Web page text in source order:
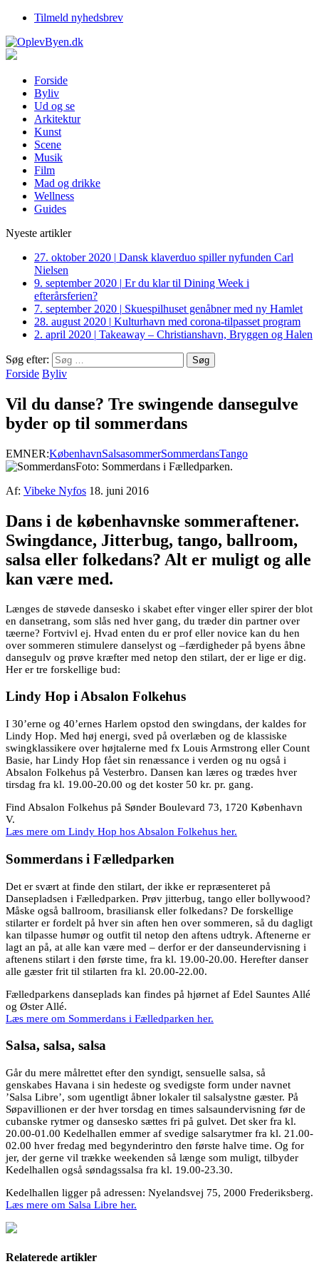
Tilmeld nyhedsbrev
Forside
Byliv
Ud og se
Arkitektur
Kunst
Scene
Musik
Film
Mad og drikke
Wellness
Guides
Nyeste artikler
27. oktober 2020 | Dansk klaverduo spiller nyfunden Carl
Nielsen
9. september 2020 | Er du klar til Dining Week i
efterårsferien?
7. september 2020 | Skuespilhuset genåbner med ny Hamlet
28. august 2020 | Kulturhavn med corona-tilpasset program
2. april 2020 | Takeaway – Christianshavn, Bryggen og Halen
Søg efter:
Forside Byliv
Vil du danse? Tre swingende dansegulve
byder op til sommerdans
EMNER:KøbenhavnSalsasommerSommerdansTango
Foto: Sommerdans i Fælledparken.
Af: Vibeke Nyfos 18. juni 2016
Dans i de københavnske sommeraftener.
Swingdance, Jitterbug, tango, ballroom,
salsa eller folkedans? Alt er muligt og alle
kan være med.
Længes de støvede dansesko i skabet efter vinger eller spirer der blot
en dansetrang, som slås ned hver gang, du træder din partner over
tæerne? Fortvivl ej. Hvad enten du er prof eller novice kan du hen
over sommeren stimulere danselyst og –færdigheder på byens åbne
dansegulv og prøve kræfter med netop den stilart, der er lige er dig.
Her er tre forskellige bud:
Lindy Hop i Absalon Folkehus
I 30’erne og 40’ernes Harlem opstod den swingdans, der kaldes for
Lindy Hop. Med høj energi, sved på overlæben og de klassiske
swingklassikere over højtalerne med fx Louis Armstrong eller Count
Basie, har Lindy Hop fået sin renæssance i verden og nu også i
Absalon Folkehus på Vesterbro. Dansen kan læres og trædes hver
tirsdag fra kl. 19.00-20.00 og det koster 50 kr. pr. gang.
Find Absalon Folkehus på Sønder Boulevard 73, 1720 København
V.
Læs mere om Lindy Hop hos Absalon Folkehus her.
Sommerdans i Fælledparken
Det er svært at finde den stilart, der ikke er repræsenteret på
Dansepladsen i Fælledparken. Prøv jitterbug, tango eller bollywood?
Måske også ballroom, brasiliansk eller folkedans? De forskellige
stilarter er fordelt på hver sin aften hen over sommeren, så du dagligt
kan tilpasse humør og outfit til netop den aftens udtryk. Aftenerne er
lagt an på, at alle kan være med – derfor er der danseundervisning i
aftenens stilart i den første time, fra kl. 19.00-20.00. Herefter danser
alle gæster frit til stilarten fra kl. 20.00-22.00.
Fælledparkens danseplads kan findes på hjørnet af Edel Sauntes Allé
og Øster Allé.
Læs mere om Sommerdans i Fælledparken her.
Salsa, salsa, salsa
Går du mere målrettet efter den syndigt, sensuelle salsa, så
genskabes Havana i sin hedeste og svedigste form under navnet
’Salsa Libre’, som ugentligt åbner lokaler til salsalystne gæster. På
Søpavillionen er der hver torsdag en times salsaundervisning før de
cubanske rytmer og dansesko sættes fri på gulvet. Det sker fra kl.
20.00-01.00 Kedelhallen emmer af svedige salsarytmer fra kl. 21.00-
02.00 hver fredag med begynderintro den første halve time. Og for
jer, der gerne vil trække weekenden så længe som muligt, tilbyder
Kedelhallen også søndagssalsa fra kl. 19.00-23.30.
Kedelhallen ligger på adressen: Nyelandsvej 75, 2000 Frederiksberg.
Læs mere om Salsa Libre her.
Relaterede artikler